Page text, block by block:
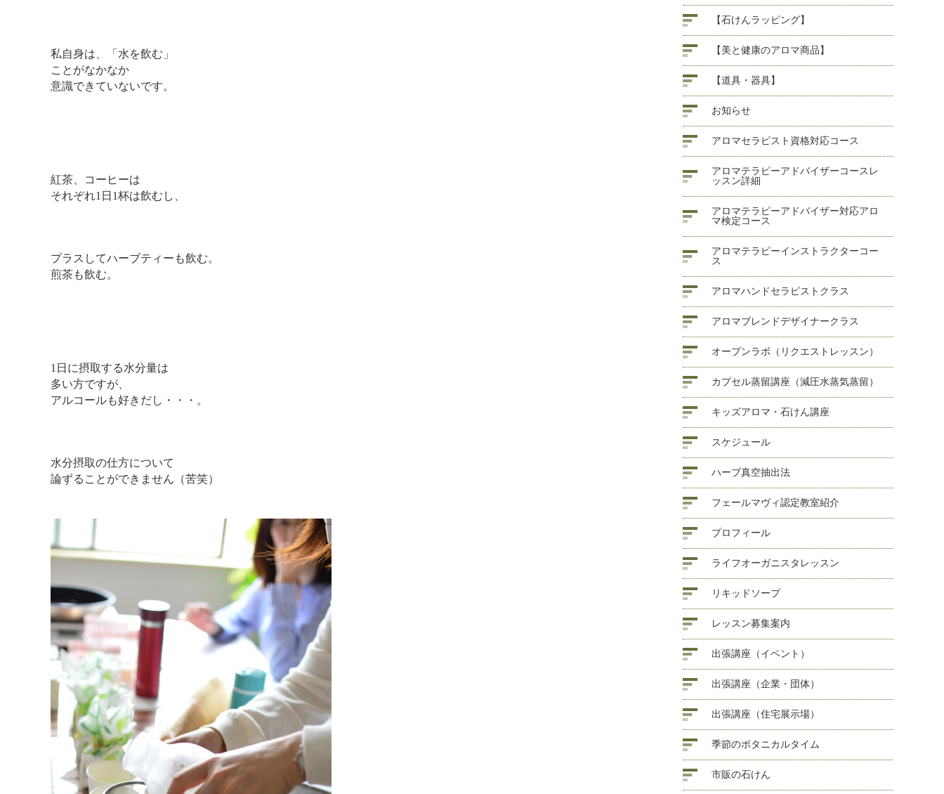
私自身は、「水を飲む」
ことがなかなか
意識できていないです。
紅茶、コーヒーは
それぞれ1日1杯は飲むし、
プラスしてハーブティーも飲む。
煎茶も飲む。
1日に摂取する水分量は
多い方ですが、
アルコールも好きだし・・・。
水分摂取の仕方について
論ずることができません（苦笑）
【石けんラッピング】
【美と健康のアロマ商品】
【道具・器具】
お知らせ
アロマセラピスト資格対応コース
アロマテラピーアドバイザーコースレ
ッスン詳細
アロマテラピーアドバイザー対応アロ
マ検定コース
アロマテラピーインストラクターコー
ス
アロマハンドセラピストクラス
アロマブレンドデザイナークラス
オープンラボ（リクエストレッスン）
カプセル蒸留講座（減圧水蒸気蒸留）
キッズアロマ・石けん講座
スケジュール
ハーブ真空抽出法
フェールマヴィ認定教室紹介
プロフィール
ライフオーガニスタレッスン
リキッドソープ
レッスン募集案内
出張講座（イベント）
出張講座（企業・団体）
出張講座（住宅展示場）
季節のボタニカルタイム
市販の石けん